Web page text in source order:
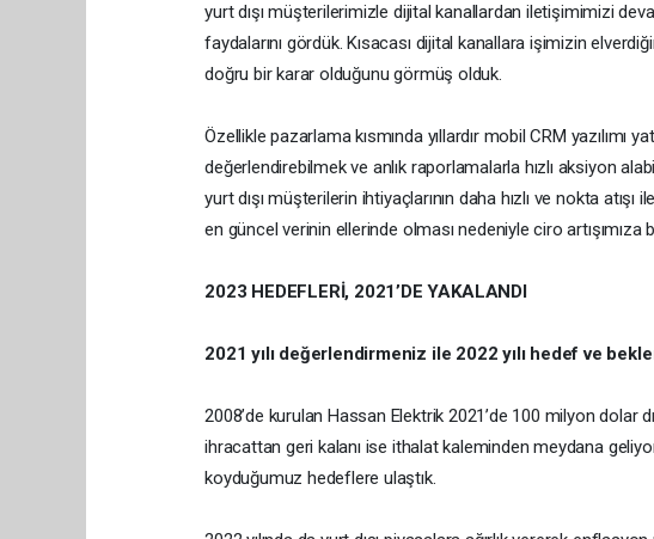
yurt dışı müşterilerimizle dijital kanallardan iletişimimizi
faydalarını gördük. Kısacası dijital kanallara işimizin
doğru bir karar olduğunu görmüş olduk.
Özellikle pazarlama kısmında yıllardır mobil CRM yazılımı
değerlendirebilmek ve anlık raporlamalarla hızlı aksiyon
yurt dışı müşterilerin ihtiyaçlarının daha hızlı ve nokta atışı
en güncel verinin ellerinde olması nedeniyle ciro artışımıza
2023 HEDEFLERİ, 2021’DE YAKALANDI
2021 yılı değerlendirmeniz ile 2022 yılı hedef ve
2008’de kurulan Hassan Elektrik 2021’de 100 milyon dolar
ihracattan geri kalanı ise ithalat kaleminden meydana geliyor.
koyduğumuz hedeflere ulaştık.